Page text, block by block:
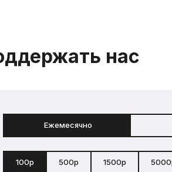
нас
Ежемесячно
100р 500р 1500р